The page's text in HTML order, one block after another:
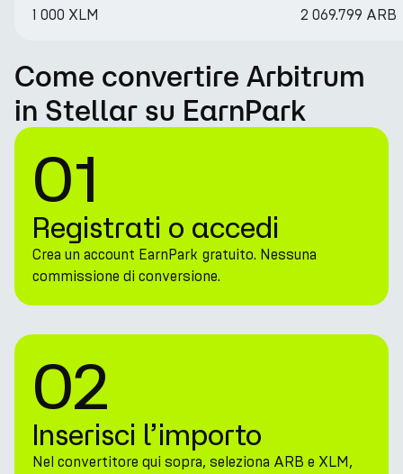
1 000 XLM 2 069.799 ARB
Come convertire Arbitrum
in Stellar su EarnPark
01
Registrati o accedi
Crea un account EarnPark gratuito. Nessuna
commissione di conversione.
02
Inserisci l’importo
Nel convertitore qui sopra, seleziona ARB e XLM,